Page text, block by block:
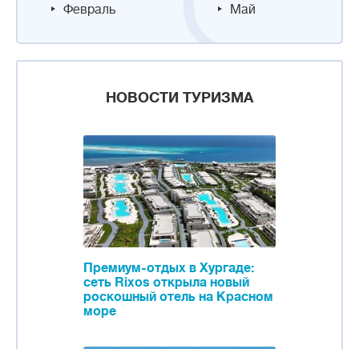
Февраль
Май
НОВОСТИ ТУРИЗМА
Премиум-отдых в Хургаде:
сеть Rixos открыла новый
роскошный отель на Красном
море